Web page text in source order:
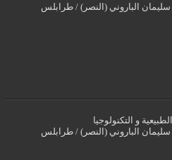
الباروني (النصر) / طرابلس
و التكنولوجيا
الباروني (النصر) / طرابلس